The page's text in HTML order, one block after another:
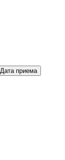
Дата приема